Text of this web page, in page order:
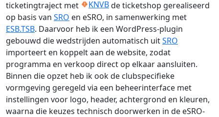
ticketingtraject met
KNVBde ticketshop gerealiseerd
op basis van SRO en eSRO, in samenwerking met
ESB.TSB. Daarvoor heb ik een WordPress-plugin
gebouwd die wedstrijden automatisch uitSRO
importeert en koppelt aan de website, zodat
programma en verkoop direct op elkaar aansluiten.
Binnen die opzet heb ik ook de clubspecifieke
vormgeving geregeld via een beheerinterface met
instellingen voor logo, header, achtergrond en kleuren,
waarna die keuzes technisch doorwerken in de eSRO-